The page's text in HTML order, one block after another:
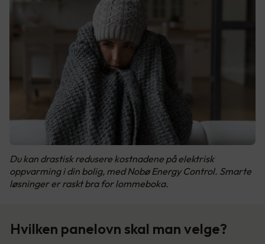
Du kan drastisk redusere kostnadene på elektrisk
oppvarming i din bolig, med Nobø Energy Control. Smarte
løsninger er raskt bra for lommeboka.
Hvilken panelovn skal man velge?